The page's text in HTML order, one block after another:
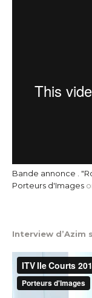
Bande annonce .
Porteurs d'Images
Interview d’Azim